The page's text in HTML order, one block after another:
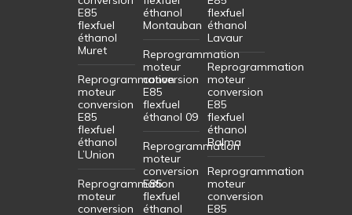
E85
flexfuel
éthanol
Muret
Reprogrammation
moteur
conversion
E85
flexfuel
éthanol
L’Union
Reprogrammation
moteur
conversion
éthanol
Montauban
Reprogrammation
moteur
conversion
E85
flexfuel
éthanol 09
Reprogrammation
moteur
conversion
E85
flexfuel
éthanol
flexfuel
éthanol
Lavaur
Reprogrammation
moteur
conversion
E85
flexfuel
éthanol
Balma
Reprogrammation
moteur
conversion
E85